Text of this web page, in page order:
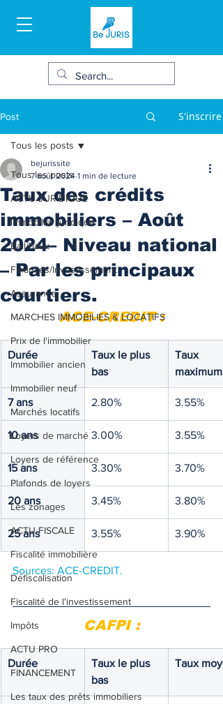
Post S'inscrire
Tous les posts
ACTU JURIDIQUE
Immobilier juridique
Bail/baux
Finances/Investissement
Assurance
MARCHES IMMOBILIES & LOCATIFS
Prix de l'immobilier
Immobilier ancien
Immobilier neuf
Marchés locatifs
Loyers de marché
Loyers de référence
Plafonds de loyers
Les zonages
ACTU FISCALE
Fiscalité immobilière
Défiscalisation
Fiscalité de l'investissement
Impôts
ACTU PRO
FINANCEMENT
Les taux des prêts immobiliers
Tous les posts
Taux des crédits
immobiliers – Août
2024– Niveau national
– Par les principaux
courtiers.
bejurissite
7 août 2024 1 min de lecture
ACE-CREDIT :
Durée
Taux le plus
bas
Taux
maximum
7 ans 2.80% 3.55%
10 ans 3.00% 3.55%
15 ans 3.30% 3.70%
20 ans 3.45% 3.80%
25 ans 3.55% 3.90%
Sources: ACE-CREDIT.
CAFPI :
Durée
Taux le plus
bas
Taux